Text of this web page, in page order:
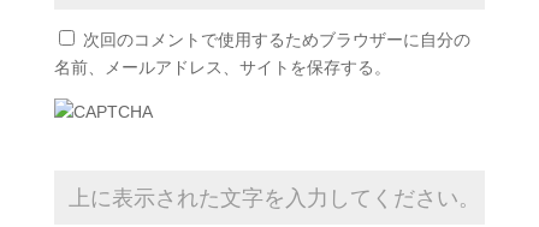
次回のコメントで使用するためブラウザーに自分の
名前、メールアドレス、サイトを保存する。